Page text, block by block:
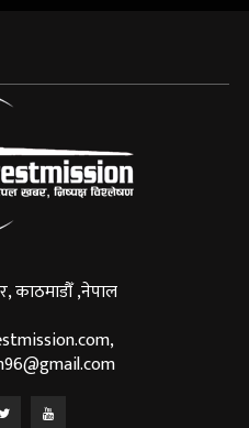
काठमाडौँ ,नेपाल
,